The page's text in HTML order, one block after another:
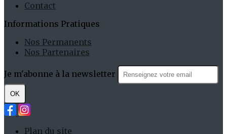
Contact
Informations Pratiques
Nos Permanents
Nos Partenaires
Je m'abonne à la newsletter
OK
Plan du site